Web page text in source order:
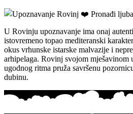
U Rovinju upoznavanje ima onaj
istovremeno topao mediteranski
okus vrhunske istarske malvazije i
arhipelaga. Rovinj svojom mješavinom
ugodnog ritma pruža savršenu
dubinu.